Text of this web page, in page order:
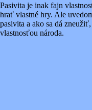
Pasivita je inak fajn
hrať vlastné hry. Ale
pasivita a ako sa dá
vlastnosťou národa.